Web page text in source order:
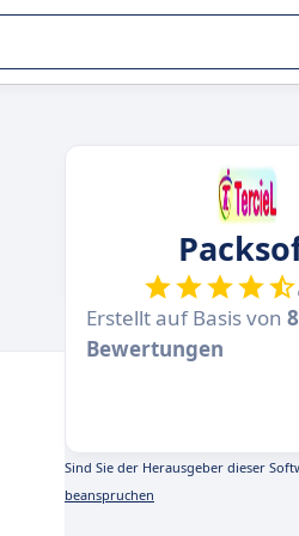
Erstellt auf Basis von 8
Bewertungen
Sind Sie der Herausgeber dieser
beanspruchen